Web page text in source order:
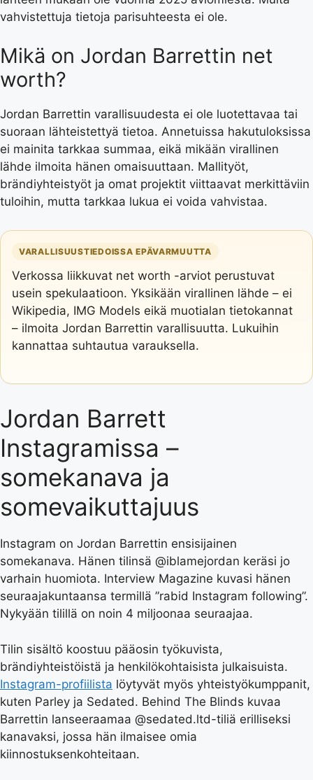
vahvistettuja tietoja parisuhteesta ei ole.
Mikä on Jordan Barrettin net
worth?
Jordan Barrettin varallisuudesta ei ole luotettavaa tai
suoraan lähteistettyä tietoa. Annetuissa hakutuloksissa
ei mainita tarkkaa summaa, eikä mikään virallinen
lähde ilmoita hänen omaisuuttaan. Mallityöt,
brändiyhteistyöt ja omat projektit viittaavat merkittäviin
tuloihin, mutta tarkkaa lukua ei voida vahvistaa.
VARALLISUUSTIEDOISSA EPÄVARMUUTTA
Verkossa liikkuvat net worth -arviot perustuvat
usein spekulaatioon. Yksikään virallinen lähde – ei
Wikipedia, IMG Models eikä muotialan tietokannat
– ilmoita Jordan Barrettin varallisuutta. Lukuihin
kannattaa suhtautua varauksella.
Jordan Barrett
Instagramissa –
somekanava ja
somevaikuttajuus
Instagram on Jordan Barrettin ensisijainen
somekanava. Hänen tilinsä @iblamejordan keräsi jo
varhain huomiota. Interview Magazine kuvasi hänen
seuraajakuntaansa termillä ”rabid Instagram following”.
Nykyään tilillä on noin 4 miljoonaa seuraajaa.
Tilin sisältö koostuu pääosin työkuvista,
brändiyhteistöistä ja henkilökohtaisista julkaisuista.
Instagram-profiilista löytyvät myös yhteistyökumppanit,
kuten Parley ja Sedated. Behind The Blinds kuvaa
Barrettin lanseeraamaa @sedated.ltd-tiliä erilliseksi
kanavaksi, jossa hän ilmaisee omia
kiinnostuksenkohteitaan.